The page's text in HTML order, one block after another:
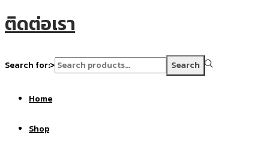
ติดต่อเรา
Search for:> Search
Home
Shop